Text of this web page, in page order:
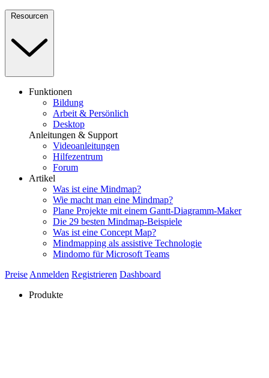
Resourcen
Funktionen
Bildung
Arbeit & Persönlich
Desktop
Anleitungen & Support
Videoanleitungen
Hilfezentrum
Forum
Artikel
Was ist eine Mindmap?
Wie macht man eine Mindmap?
Plane Projekte mit einem Gantt-Diagramm-Maker
Die 29 besten Mindmap-Beispiele
Was ist eine Concept Map?
Mindmapping als assistive Technologie
Mindomo für Microsoft Teams
Preise Anmelden Registrieren Dashboard
Produkte